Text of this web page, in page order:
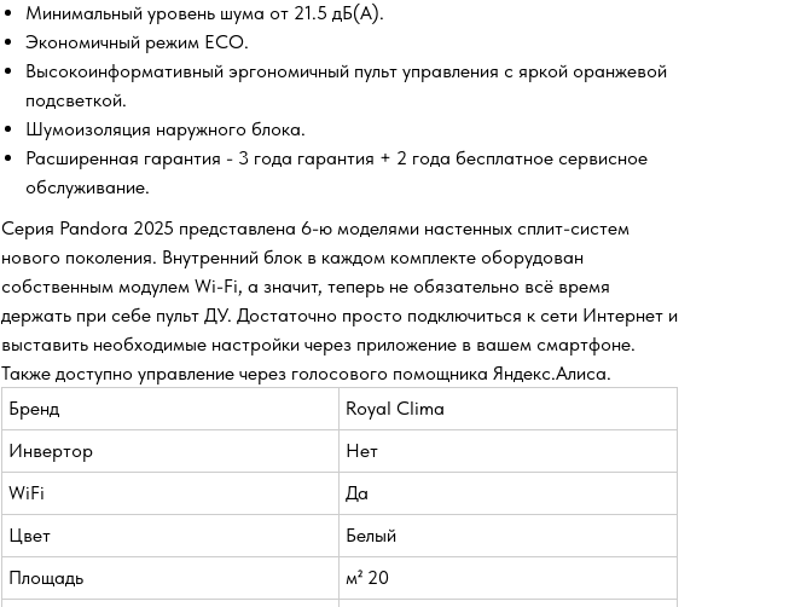
Минимальный уровень шума от 21.5 дБ(А).
Экономичный режим ECO.
Высокоинформативный эргономичный пульт управления с яркой оранжевой
подсветкой.
Шумоизоляция наружного блока.
Расширенная гарантия - 3 года гарантия + 2 года бесплатное сервисное
обслуживание.
Серия Pandora 2025 представлена 6-ю моделями настенных сплит-систем
нового поколения. Внутренний блок в каждом комплекте оборудован
собственным модулем Wi-Fi, а значит, теперь не обязательно всё время
держать при себе пульт ДУ. Достаточно просто подключиться к сети Интернет и
выставить необходимые настройки через приложение в вашем смартфоне.
Также доступно управление через голосового помощника Яндекс.Алиса.
Бренд
Royal Clima
Инвертор
Нет
WiFi
Да
Цвет
Белый
Площадь
м² 20